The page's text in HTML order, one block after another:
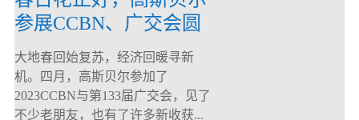
参展CCBN、广交会圆
满落幕！
大地春回始复苏，经济回暖寻新
机。四月，高斯贝尔参加了
2023CCBN与第133届广交会，见了
不少老朋友，也有了许多新收获...